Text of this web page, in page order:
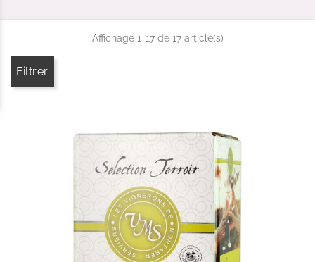
Filtrer
Affichage 1-17 de 17 article(s)